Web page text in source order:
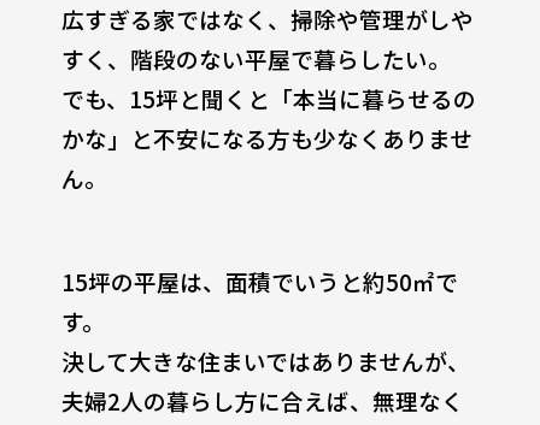
広すぎる家ではなく、掃除や管理がしや
すく、階段のない平屋で暮らしたい。
でも、15坪と聞くと「本当に暮らせるの
かな」と不安になる方も少なくありませ
ん。
15坪の平屋は、面積でいうと約50㎡で
す。
決して大きな住まいではありませんが、
夫婦2人の暮らし方に合えば、無理なく